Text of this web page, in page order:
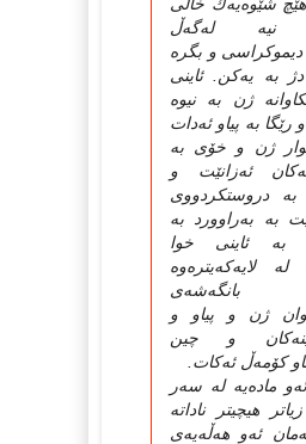
نیه‌ له‌گه‌ڵ
دیموكراسی و بگره‌
به‌ یه‌كن. ئاینی
ژن به‌ نیوه‌
رێگا به‌ پیاو ئه‌دات
ژن و خۆی به‌
ئه‌زانێت و
به‌ دروستكردووی
به‌ به‌راوورد به‌
به‌ ئاینی خوا
له‌ لایه‌كه‌یتره‌وه‌
بانگه‌شه‌ی
ژن و پیاو و
و چین
كۆمه‌ڵ ئه‌كات.
ماده‌یه‌ له‌ سه‌ر
هیچیتر ناداته‌
ئه‌و هه‌ڵه‌یه‌ی